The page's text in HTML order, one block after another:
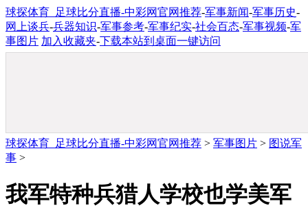
球探体育_足球比分直播-中彩网官网推荐-军事新闻-军事历史-
网上谈兵-兵器知识-军事参考-军事纪实-社会百态-军事视频-军
事图片 加入收藏夹-下载本站到桌面一键访问
球探体育_足球比分直播-中彩网官网推荐 > 军事图片 > 图说军
事 >
我军特种兵猎人学校也学美军